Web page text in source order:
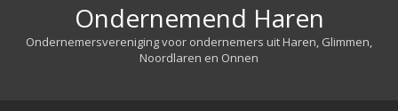
Ondernemend Haren
Ondernemersvereniging voor ondernemers uit Haren, Glimmen,
Noordlaren en Onnen